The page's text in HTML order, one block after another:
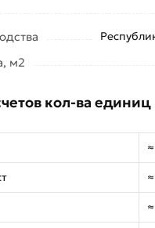
м2
кол-ва единиц